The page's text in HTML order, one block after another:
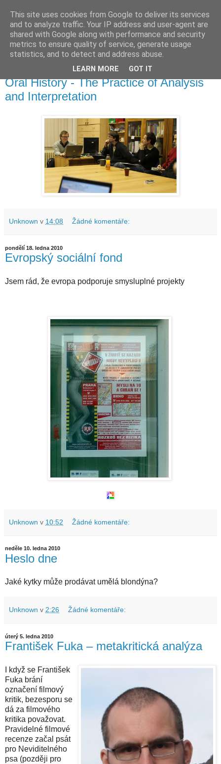
waldhans.cz
Kavárenský outdoor a alkoholizmus
Oral History - The Practice of Analysis
and Interpretation
Unknown v 14:08 Žádné komentáře:
pondělí 18. ledna 2010
Evropský sociální fond
Jsem rád, že evropa podporuje smysluplné projekty
Unknown v 10:52 Žádné komentáře:
neděle 10. ledna 2010
Heslo dne
Jaké kytky může prodávat umělá blondýna?
Unknown v 2:26 Žádné komentáře:
úterý 5. ledna 2010
František Fuka – metakritická analýza
I když se František
Fuka brání
označení filmový
kritik, bezesporu se
dá za filmového
kritika považovat.
Pravidelné filmové
recenze začal psát
pro Neviditelného
psa (později pro
This site uses cookies from Google to deliver its services
and to analyze traffic. Your IP address and user-agent are
shared with Google along with performance and security
metrics to ensure quality of service, generate usage
statistics, and to detect and address abuse.
LEARN MORE GOT IT